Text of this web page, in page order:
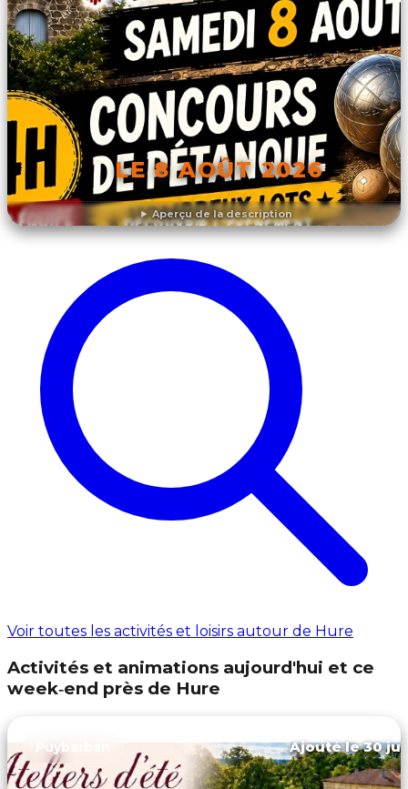
Aperçu de la description
LE 8 AOÛT 2026
DÉCOUVRIR L'ÉVÉNEMENT
Voir toutes les activités et loisirs autour de Hure
Activités et animations aujourd'hui et ce
week‑end près de Hure
Puybarban Ajouté le 30